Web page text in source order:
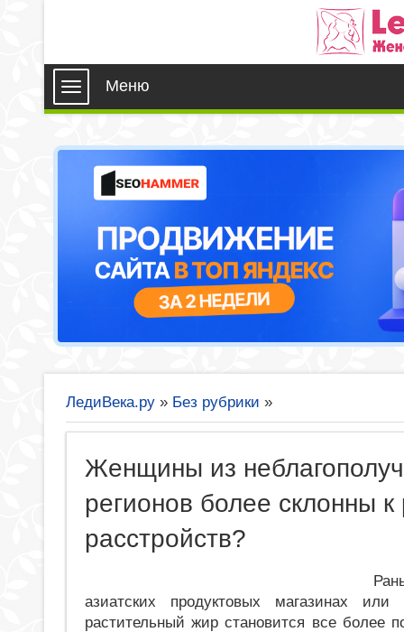
Меню
ЛедиВека.ру » Без рубрики »
Женщины из
регионов более склонны
расстройств?
азиатских продуктовых магазинах
растительный жир становится все более